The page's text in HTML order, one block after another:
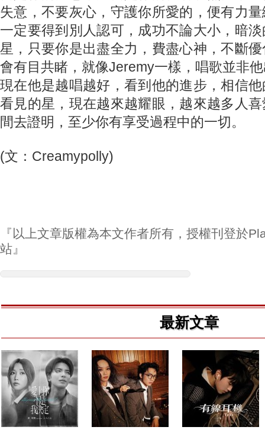
失意，不要灰心，守護你所愛的，便有力
一定要得到別人認可，成功不論大小，暗
星，只要你是出盡全力，費盡心神，不斷
會有目共睹，就像Jeremy一樣，唱歌並非
現在他是越唱越好，看到他的進步，相信
看見的星，現在越來越耀眼，越來越多人
間去證明，至少你有享受過程中的一切。
(文：Creamypolly)
『以上文章版權為本文作者所有，授權刊登於
站』
最新文章